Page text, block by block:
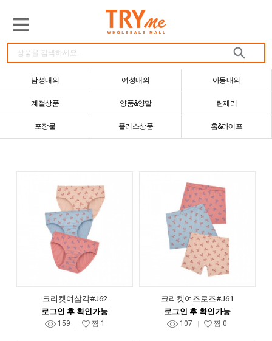
남성내의 여성내의 아동내의
계절상품 양품&양말 란제리
포장물 플러스상품 홈&라이프
크리켓여삼각#J62
로그인 후 확인가능
159 찜 1
크리켓여즈로즈#J61
로그인 후 확인가능
107 찜 0